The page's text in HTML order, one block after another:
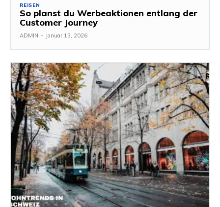
REISEN
So planst du Werbeaktionen entlang der
Customer Journey
ADMIN - Januar 13, 2026